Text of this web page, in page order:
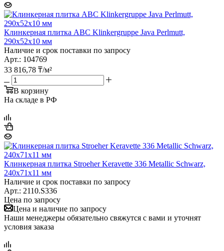
Клинкерная плитка ABC Klinkergruppe Java Perlmutt,
290х52х10 мм
Наличие и срок поставки по запросу
Арт.: 104769
33 816,78 ₸/м²
В корзину
На складе в РФ
Клинкерная плитка Stroeher Keravette 336 Metallic Schwarz,
240х71х11 мм
Наличие и срок поставки по запросу
Арт.: 2110.S336
Цена по запросу
Цена и наличие по запросу
Наши менеджеры обязательно свяжутся с вами и уточнят
условия заказа